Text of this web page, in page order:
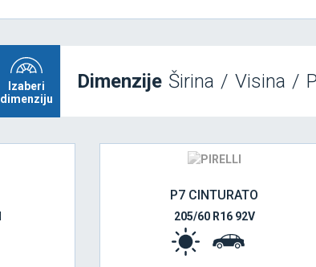
Izaberi
dimenziju
Dimenzije Širina / Visina /
P7 CINTURATO
205/60 R16 92V